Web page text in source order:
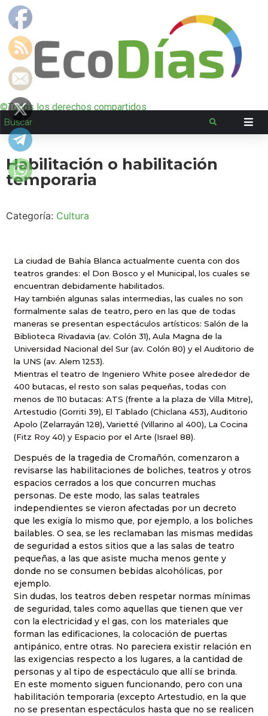
©Todos los derechos compartidos
Habilitación o habilitación
temporaria
Categoría: Cultura
La ciudad de Bahía Blanca actualmente cuenta con dos
teatros grandes: el Don Bosco y el Municipal, los cuales se
encuentran debidamente habilitados.
Hay también algunas salas intermedias, las cuales no son
formalmente salas de teatro, pero en las que de todas
maneras se presentan espectáculos artísticos: Salón de la
Biblioteca Rivadavia (av. Colón 31), Aula Magna de la
Universidad Nacional del Sur (av. Colón 80) y el Auditorio de
la UNS (av. Alem 1253).
Mientras el teatro de Ingeniero White posee alrededor de
400 butacas, el resto son salas pequeñas, todas con
menos de 110 butacas: ATS (frente a la plaza de Villa Mitre),
Artestudio (Gorriti 39), El Tablado (Chiclana 453), Auditorio
Apolo (Zelarrayán 128), Varietté (Villarino al 400), La Cocina
(Fitz Roy 40) y Espacio por el Arte (Israel 88).
Después de la tragedia de Cromañón, comenzaron a
revisarse las habilitaciones de boliches, teatros y otros
espacios cerrados a los que concurren muchas
personas. De este modo, las salas teatrales
independientes se vieron afectadas por un decreto
que les exigía lo mismo que, por ejemplo, a los boliches
bailables. O sea, se les reclamaban las mismas medidas
de seguridad a estos sitios que a las salas de teatro
pequeñas, a las que asiste mucha menos gente y
donde no se consumen bebidas alcohólicas, por
ejemplo.
Sin dudas, los teatros deben respetar normas mínimas
de seguridad, tales como aquellas que tienen que ver
con la electricidad y el gas, con los materiales que
forman las edificaciones, la colocación de puertas
antipánico, entre otras. No pareciera existir relación en
las exigencias respecto a los lugares, a la cantidad de
personas y al tipo de espectáculo que allí se brinda.
En este momento siguen funcionando, pero con una
habilitación temporaria (excepto Artestudio, en la que
no se presentan espectáculos hasta que no se realicen